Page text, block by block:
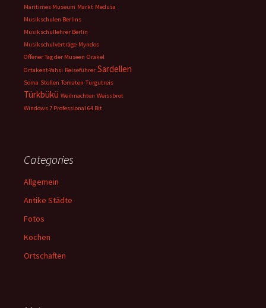
Maritimes Museum Markt Medusa
Musikschulen Berlins
Musikschullehrer Berlin
Musikschulverträge Myndos
Offener Tag der Museen Orakel
Ortakent-Yahsi Reiseführer Sardellen
Soma Stollen Tomaten Turgutreis
Türkbükü Weihnachten Weissbrot
Windows 7 Professional 64 Bit
Categories
Allgemein
Antike Städte
Fotos
Kochen
Ortschaften